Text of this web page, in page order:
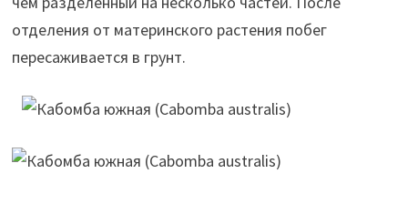
отделения от материнского растения побег
пересаживается в грунт.